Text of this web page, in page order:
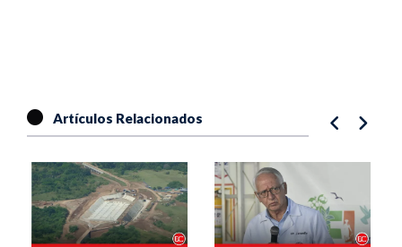
Artículos Relacionados